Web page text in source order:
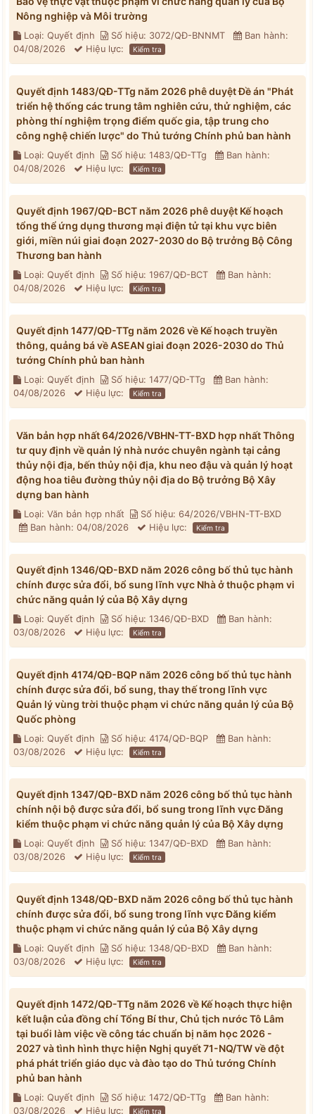
Nông nghiệp và Môi trường
Loại: Quyết định Số hiệu: 3072/QĐ-BNNMT
Ban hành:
04/08/2026
Hiệu lực: Kiểm tra
Quyết định 1483/QĐ-TTg năm 2026 phê duyệt Đề án "Phát
triển hệ thống các trung tâm nghiên cứu, thử nghiệm, các
phòng thí nghiệm trọng điểm quốc gia, tập trung cho
công nghệ chiến lược" do Thủ tướng Chính phủ ban hành
Loại: Quyết định Số hiệu: 1483/QĐ-TTg
Ban hành:
04/08/2026
Hiệu lực: Kiểm tra
Quyết định 1967/QĐ-BCT năm 2026 phê duyệt Kế hoạch
tổng thể ứng dụng thương mại điện tử tại khu vực biên
giới, miền núi giai đoạn 2027-2030 do Bộ trưởng Bộ Công
Thương ban hành
Loại: Quyết định Số hiệu: 1967/QĐ-BCT
Ban hành:
04/08/2026
Hiệu lực: Kiểm tra
Quyết định 1477/QĐ-TTg năm 2026 về Kế hoạch truyền
thông, quảng bá về ASEAN giai đoạn 2026-2030 do Thủ
tướng Chính phủ ban hành
Loại: Quyết định Số hiệu: 1477/QĐ-TTg
Ban hành:
04/08/2026
Hiệu lực: Kiểm tra
Văn bản hợp nhất 64/2026/VBHN-TT-BXD hợp nhất Thông
tư quy định về quản lý nhà nước chuyên ngành tại cảng
thủy nội địa, bến thủy nội địa, khu neo đậu và quản lý hoạt
động hoa tiêu đường thủy nội địa do Bộ trưởng Bộ Xây
dựng ban hành
Loại: Văn bản hợp nhất
Số hiệu: 64/2026/VBHN-TT-BXD
Ban hành: 04/08/2026
Hiệu lực: Kiểm tra
Quyết định 1346/QĐ-BXD năm 2026 công bố thủ tục hành
chính được sửa đổi, bổ sung lĩnh vực Nhà ở thuộc phạm vi
chức năng quản lý của Bộ Xây dựng
Loại: Quyết định Số hiệu: 1346/QĐ-BXD
Ban hành:
03/08/2026
Hiệu lực: Kiểm tra
Quyết định 4174/QĐ-BQP năm 2026 công bố thủ tục hành
chính được sửa đổi, bổ sung, thay thế trong lĩnh vực
Quản lý vùng trời thuộc phạm vi chức năng quản lý của Bộ
Quốc phòng
Loại: Quyết định Số hiệu: 4174/QĐ-BQP
Ban hành:
03/08/2026
Hiệu lực: Kiểm tra
Quyết định 1347/QĐ-BXD năm 2026 công bố thủ tục hành
chính nội bộ được sửa đổi, bổ sung trong lĩnh vực Đăng
kiểm thuộc phạm vi chức năng quản lý của Bộ Xây dựng
Loại: Quyết định Số hiệu: 1347/QĐ-BXD
Ban hành:
03/08/2026
Hiệu lực: Kiểm tra
Quyết định 1348/QĐ-BXD năm 2026 công bố thủ tục hành
chính được sửa đổi, bổ sung trong lĩnh vực Đăng kiểm
thuộc phạm vi chức năng quản lý của Bộ Xây dựng
Loại: Quyết định Số hiệu: 1348/QĐ-BXD
Ban hành:
03/08/2026
Hiệu lực: Kiểm tra
Quyết định 1472/QĐ-TTg năm 2026 về Kế hoạch thực hiện
kết luận của đồng chí Tổng Bí thư, Chủ tịch nước Tô Lâm
tại buổi làm việc về công tác chuẩn bị năm học 2026 -
2027 và tình hình thực hiện Nghị quyết 71-NQ/TW về đột
phá phát triển giáo dục và đào tạo do Thủ tướng Chính
phủ ban hành
Loại: Quyết định Số hiệu: 1472/QĐ-TTg
Ban hành:
03/08/2026
Hiệu lực: Kiểm tra